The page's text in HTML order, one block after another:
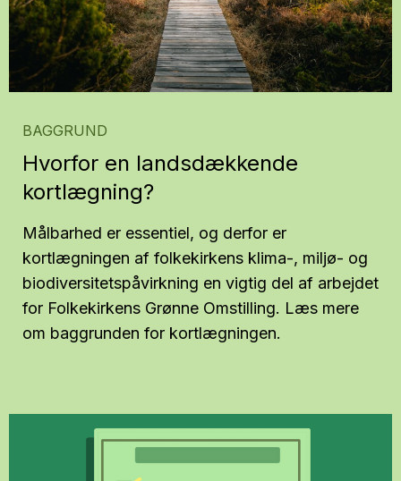
BAGGRUND
Hvorfor en landsdækkende
kortlægning?
Målbarhed er essentiel, og derfor er
kortlægningen af folkekirkens klima-, miljø- og
biodiversitetspåvirkning en vigtig del af arbejdet
for Folkekirkens Grønne Omstilling. Læs mere
om baggrunden for kortlægningen.